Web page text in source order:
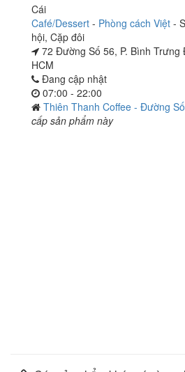
Cái
Café/Dessert - Phòng cách Việt -
hội, Cặp đôi
72 Đường Số 56, P. Bình Trưng
HCM
Đang cập nhật
07:00 - 22:00
Thiên Thanh Coffee - Đường
cấp sản phẩm này